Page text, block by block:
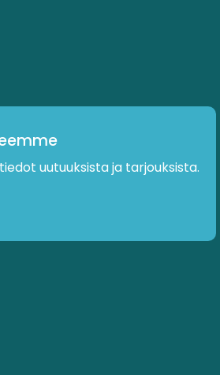
uutuuksista ja tarjouksista.